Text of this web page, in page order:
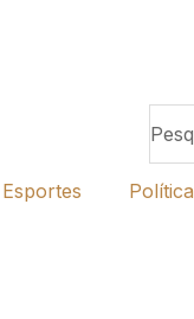
Esportes Política